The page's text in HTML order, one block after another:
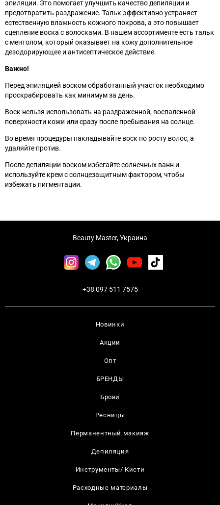
эпиляции. Это помогает улучшить качество депиляции и
предотвратить раздражение. Тальк эффективно устраняет
естественную влажность кожного покрова, а это повышает
сцепление воска с волосками. В нашем ассортименте есть тальк
с ментолом, который оказывает на кожу дополнительное
дезодорирующее и антисептическое действие.
Важно!
Перед эпиляцией воском обработанный участок необходимо
проскрабировать как минимум за день.
Воск нельзя использовать на раздраженной, воспаленной
поверхности кожи или сразу после пребывания на солнце.
Во время процедуры накладывайте воск по росту волос, а
удаляйте против.
После депиляции воском избегайте солнечных ванн и
используйте крем с солнцезащитным фактором, чтобы
избежать пигментации.
Новинки
Акции
Опт
БРЕНДЫ
Брови
Ресницы
Перманентный макияж
Депиляция
Инструменты/ Кисти
Расходные материалы
Beauty Master, Украина
+38 097 511 7575